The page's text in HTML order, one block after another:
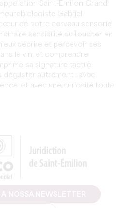
Saint-Émilion Grand
Gabriel
cœur de notre cerveau sensoriel
sensibilité du toucher en
décrire et percevoir ses
le vin, et comprendre
sa signature tactile
déguster autrement : avec
et avec une curiosité toute